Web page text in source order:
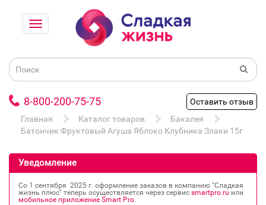
8-800-200-75-75
Оставить отзыв
Главная
Каталог товаров
Бакалея
Батончик Фруктовый Агуша Яблоко Клубника Злаки 15г
Уведомление
Со 1 сентября 2025 г. оформление заказов в компанию "Сладкая
жизнь плюс" теперь осуществляется через сервис smartpro.ru или
мобильное приложение Smart Pro.